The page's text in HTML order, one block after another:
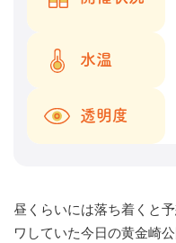
水温
透明度
昼くらいには落ち着くと
ワしていた今日の黄金崎